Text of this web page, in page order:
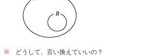
※ どうして、言い換えていいの？